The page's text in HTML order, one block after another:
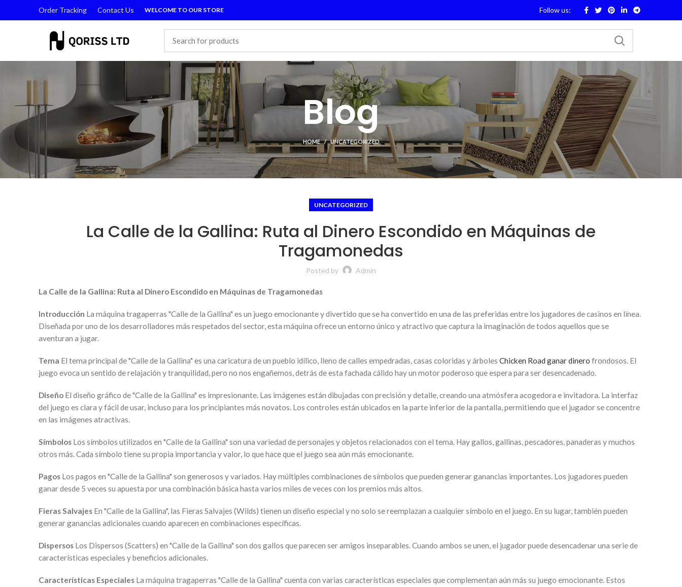
Order Tracking Contact Us WELCOME TO OUR STORE Follow us:
Blog
HOME UNCATEGORIZED
UNCATEGORIZED
La Calle de la Gallina: Ruta al Dinero Escondido en Máquinas de
Tragamonedas
Posted by Admin
La Calle de la Gallina: Ruta al Dinero Escondido en Máquinas de Tragamonedas
Introducción La máquina tragaperras "Calle de la Gallina" es un juego emocionante y divertido que se ha convertido en una de las preferidas entre los jugadores de casinos en línea.
Diseñada por uno de los desarrolladores más respetados del sector, esta máquina ofrece un entorno único y atractivo que captura la imaginación de todos aquellos que se
aventuran a jugar.
Tema El tema principal de "Calle de la Gallina" es una caricatura de un pueblo idílico, lleno de calles empedradas, casas coloridas y árboles Chicken Road ganar dinero frondosos. El
juego evoca un sentido de relajación y tranquilidad, pero no nos engañemos, detrás de esta fachada cálido hay un motor poderoso que espera para ser desencadenado.
Diseño El diseño gráfico de "Calle de la Gallina" es impresionante. Las imágenes están dibujadas con precisión y detalle, creando una atmósfera acogedora e invitadora. La interfaz
del juego es clara y fácil de usar, incluso para los principiantes más novatos. Los controles están ubicados en la parte inferior de la pantalla, permitiendo que el jugador se concentre
en las imágenes atractivas.
Símbolos Los símbolos utilizados en "Calle de la Gallina" son una variedad de personajes y objetos relacionados con el tema. Hay gallos, gallinas, pescadores, panaderas y muchos
otros más. Cada símbolo tiene su propia importancia y valor, lo que hace que el juego sea aún más emocionante.
Pagos Los pagos en "Calle de la Gallina" son generosos y variados. Hay múltiples combinaciones de símbolos que pueden generar ganancias importantes. Los jugadores pueden
ganar desde 5 veces su apuesta por una combinación básica hasta varios miles de veces con los premios más altos.
Fieras Salvajes En "Calle de la Gallina", las Fieras Salvajes (Wilds) tienen un diseño especial y no solo se reemplazan a cualquier símbolo en el juego. En su lugar, también pueden
generar ganancias adicionales cuando aparecen en combinaciones específicas.
Dispersos Los Dispersos (Scatters) en "Calle de la Gallina" son dos gallos que parecen ser amigos inseparables. Cuando ambos se unen, el jugador puede desencadenar una serie de
características especiales y beneficios adicionales.
Características Especiales La máquina tragaperras "Calle de la Gallina" cuenta con varias características especiales que complementan aún más su juego emocionante. Estos